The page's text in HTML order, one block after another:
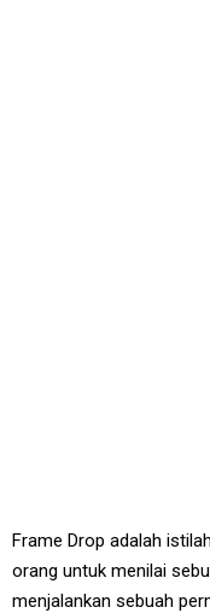
Frame Drop adalah
orang untuk menilai
menjalankan sebuah